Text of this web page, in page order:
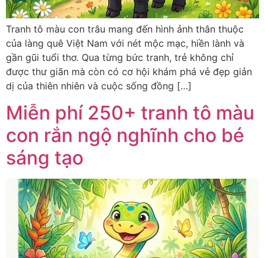
Tranh tô màu con trâu mang đến hình ảnh thân thuộc
của làng quê Việt Nam với nét mộc mạc, hiền lành và
gần gũi tuổi thơ. Qua từng bức tranh, trẻ không chỉ
được thư giãn mà còn có cơ hội khám phá vẻ đẹp giản
dị của thiên nhiên và cuộc sống đồng […]
Miễn phí 250+ tranh tô màu
con rắn ngộ nghĩnh cho bé
sáng tạo